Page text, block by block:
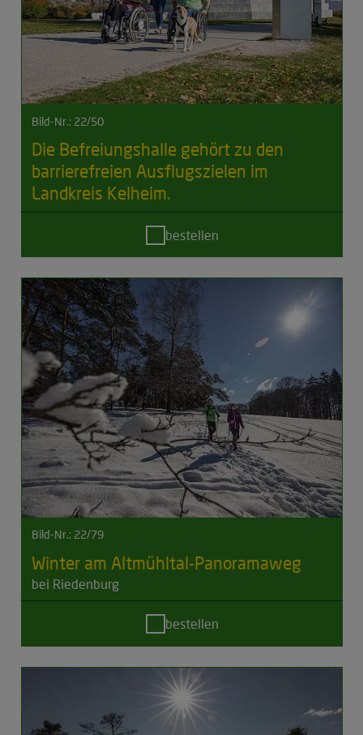
Bild-Nr.: 22/50
Die Befreiungshalle gehört zu den
barrierefreien Ausflugszielen im
Landkreis Kelheim.
bestellen
Bild-Nr.: 22/79
Winter am Altmühltal-Panoramaweg
bei Riedenburg
bestellen